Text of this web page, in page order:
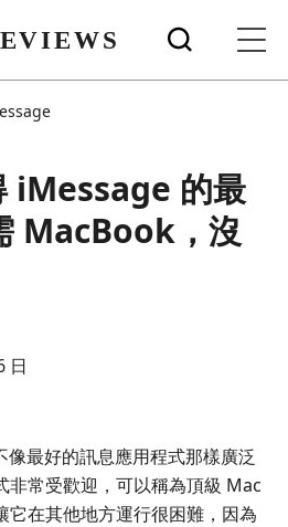
iMessage 的最
MacBook，沒
日
最好的訊息應用程式那樣廣泛
非常受歡迎，可以稱為頂級 Mac
它在其他地方運行很困難，因為